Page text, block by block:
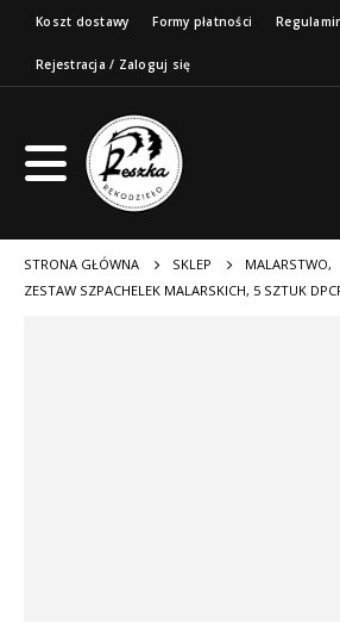
Koszt dostawy Formy płatności
Rejestracja / Zaloguj się
STRONA GŁÓWNA SKLEP MALARSTWO,
ZESTAW SZPACHELEK MALARSKICH, 5 SZTUK